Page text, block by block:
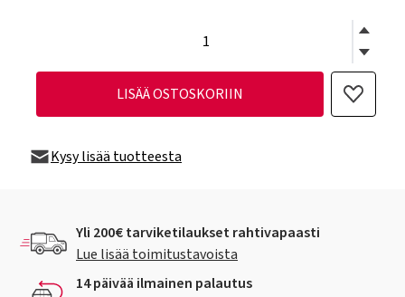
LISÄÄ OSTOSKORIIN
Kysy lisää tuotteesta
Yli 200€ tarviketilaukset rahtivapaasti
Lue lisää toimitustavoista
14 päivää ilmainen palautus